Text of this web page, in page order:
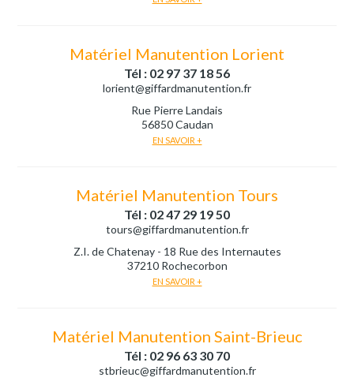
Matériel Manutention Lorient
Tél : 02 97 37 18 56
lorient@giffardmanutention.fr
Rue Pierre Landais
56850 Caudan
EN SAVOIR +
Matériel Manutention Tours
Tél : 02 47 29 19 50
tours@giffardmanutention.fr
Z.I. de Chatenay - 18 Rue des Internautes
37210 Rochecorbon
EN SAVOIR +
Matériel Manutention Saint-Brieuc
Tél : 02 96 63 30 70
stbrieuc@giffardmanutention.fr